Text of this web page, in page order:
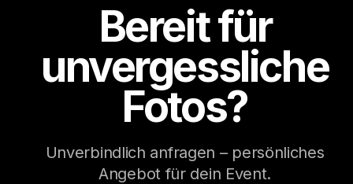
Bereit für
unvergessliche
Fotos?
Unverbindlich anfragen – persönliches
Angebot für dein Event.